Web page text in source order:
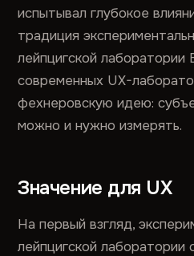
испытывал глубокое
традиция
лейпцигской лаборатории
современных UX-
фехнеровскую идею:
можно и нужно измерять.
Значение для UX
На первый взгляд,
лейпцигской лаборатории